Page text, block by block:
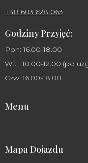
+48 603 628 063
Godziny Przyjęć:
Pon: 16.00-18.00
Wt: 10.00-12.00 (po
Czw: 16.00-18.00
Menu
Mapa Dojazdu